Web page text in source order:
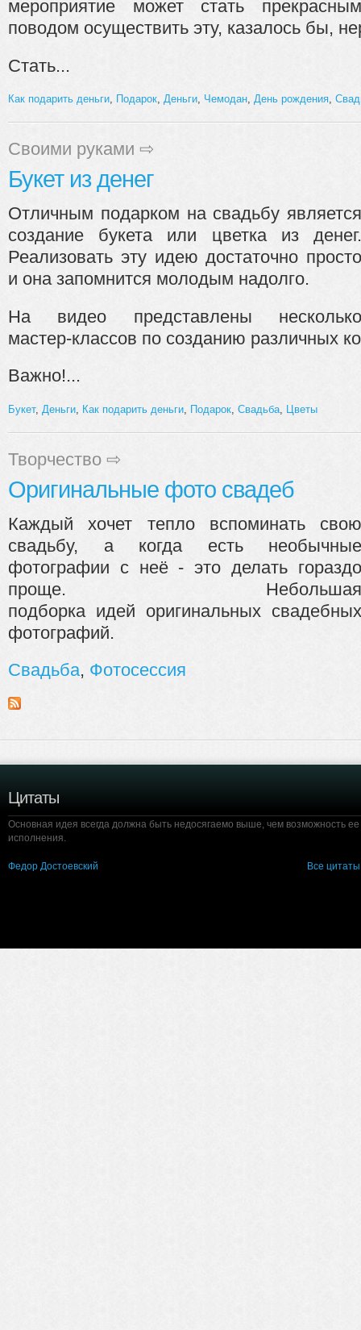
мероприятие может стать прекрасным
поводом осуществить эту, казалось бы,
Стать...
Как подарить деньги, Подарок, Деньги, Чемодан, День рождения,
Своими руками ⇨
Букет из денег
Отличным подарком на свадьбу является
создание букета или цветка из денег.
Реализовать эту идею достаточно просто
и она запомнится молодым надолго.
На видео представлены несколько
мастер-классов по созданию различных
Важно!...
Букет, Деньги Как подарить деньги Подарок Свадьба Цветы
Творчество ⇨
Оригинальные фото свадеб
Каждый хочет тепло вспоминать свою
свадьбу, а когда есть необычные
фотографии с неё - это делать гораздо
проще. Небольшая
подборка идей оригинальных свадебных
фотографий.
Свадьба, Фотосессия
Цитаты
Основная идея всегда должна быть недосягаемо выше, чем возможность ее
исполнения.
Федор Достоевский Все